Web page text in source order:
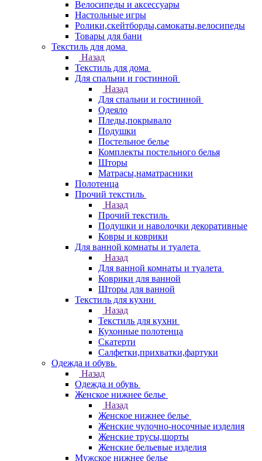
Велосипеды и аксессуары
Настольные игры
Ролики,скейтборды,самокаты,велосипеды
Товары для бани
Текстиль для дома
Назад
Текстиль для дома
Для спальни и гостинной
Назад
Для спальни и гостинной
Одеяло
Пледы,покрывало
Подушки
Постельное белье
Комплекты постельного белья
Шторы
Матрасы,наматрасники
Полотенца
Прочий текстиль
Назад
Прочий текстиль
Подушки и наволочки декоративные
Ковры и коврики
Для ванной комнаты и туалета
Назад
Для ванной комнаты и туалета
Коврики для ванной
Шторы для ванной
Текстиль для кухни
Назад
Текстиль для кухни
Кухонные полотенца
Скатерти
Салфетки,прихватки,фартуки
Одежда и обувь
Назад
Одежда и обувь
Женское нижнее белье
Назад
Женское нижнее белье
Женские чулочно-носочные изделия
Женские трусы,шорты
Женские бельевые изделия
Мужское нижнее белье